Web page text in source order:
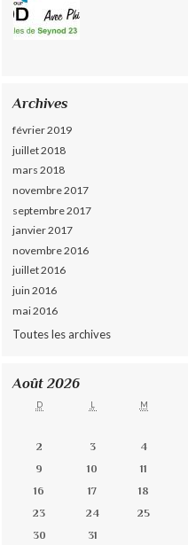
Archives
février 2019
juillet 2018
mars 2018
novembre 2017
septembre 2017
janvier 2017
novembre 2016
juillet 2016
juin 2016
mai 2016
Toutes les archives
Août 2026
D L M
2
3 4
9
10 11
16
17 18
23
24 25
30
31